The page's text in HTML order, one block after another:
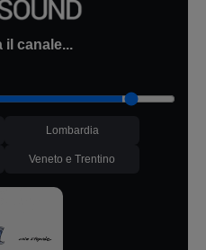
il canale...
Lombardia
Veneto e Trentino